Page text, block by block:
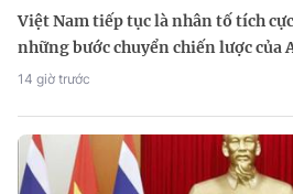
Việt Nam tiếp tục là nhân tố tích
những bước chuyển chiến lược của
14 giờ trước